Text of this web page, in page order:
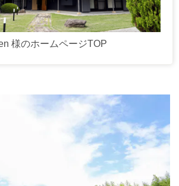
様のホームページTOP